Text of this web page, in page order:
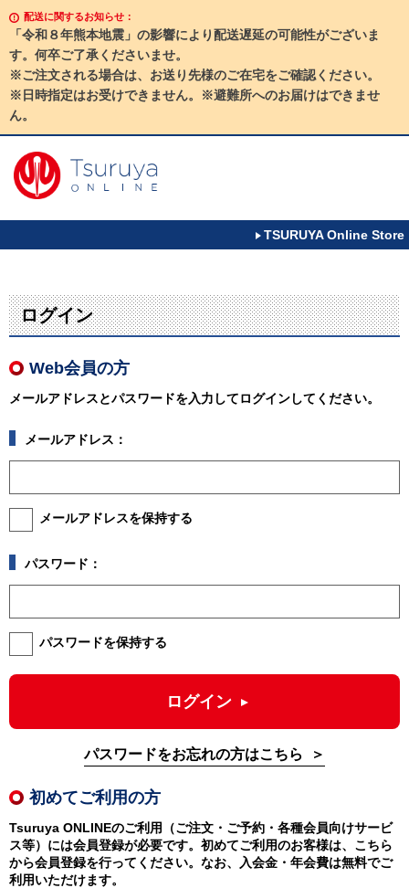
配送に関するお知らせ：
「令和８年熊本地震」の影響により配送遅延の可能性がございま
す。何卒ご了承くださいませ。
※ご注文される場合は、お送り先様のご在宅をご確認ください。
※日時指定はお受けできません。※避難所へのお届けはできませ
ん。
TSURUYA Online Store
ログイン
Web会員の方
メールアドレスとパスワードを入力してログインしてください。
メールアドレス：
メールアドレスを保持する
パスワード：
パスワードを保持する
ログイン
パスワードをお忘れの方はこちら
初めてご利用の方
Tsuruya ONLINEのご利用（ご注文・ご予約・各種会員向けサービ
ス等）には会員登録が必要です。初めてご利用のお客様は、こちら
から会員登録を行ってください。なお、入会金・年会費は無料でご
利用いただけます。